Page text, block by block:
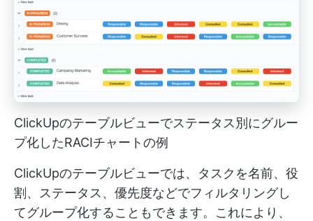
ClickUpのテーブルビューでステータス別にグルー
プ化したRACIチャートの例
ClickUpのテーブルビューでは、タスクを名前、役
割、ステータス、優先度などでフィルタリングし
てグループ化することもできます。これにより、